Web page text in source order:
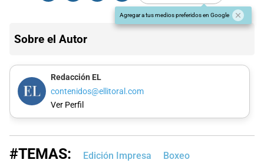
Agregar a tus medios preferidos en Google
Sobre el Autor
Redacción EL
contenidos@ellitoral.com
Ver Perfil
#TEMAS: Edición Impresa Boxeo